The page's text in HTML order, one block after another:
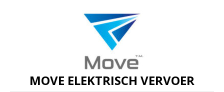
MOVE ELEKTRISCH VERVOER